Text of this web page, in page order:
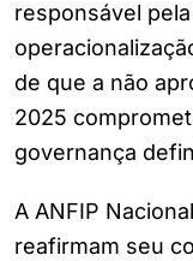
responsável
de que a não
2025
governança
A ANFIP
reafirmam seu